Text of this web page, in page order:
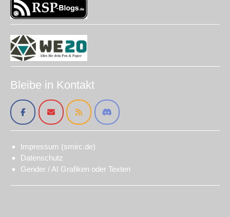
Bleibe in Kontakt
Impressum (smirc.de)
Datenschutz
Gender / AI Grafiken oder Texten